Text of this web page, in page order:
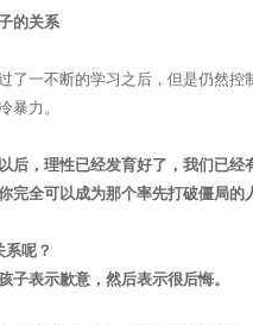
的关系
了一不断的学习之后，但是仍然
暴力。
后，理性已经发育好了，我们已
完全可以成为那个率先打破僵局的
系呢？
子表示歉意，然后表示很后悔。